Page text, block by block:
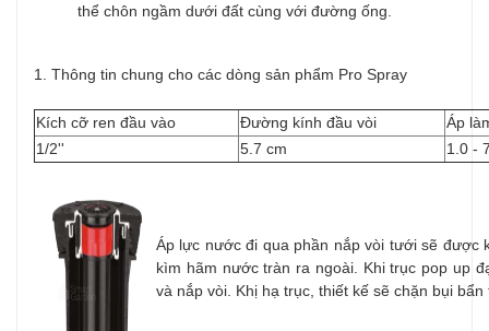
thể chôn ngầm dưới đất cùng với đường ống.
1. Thông tin chung cho các dòng sản phẩm Pro Spray
Kích cỡ ren đầu vào Đường kính đầu vòi
Áp
1/2''
5.7 cm 1.0 -
Áp lực nước đi qua phần nắp vòi tưới sẽ được
kìm hãm nước tràn ra ngoài. Khi trục pop up
và nắp vòi. Khị hạ trục, thiết kế sẽ chặn bụi